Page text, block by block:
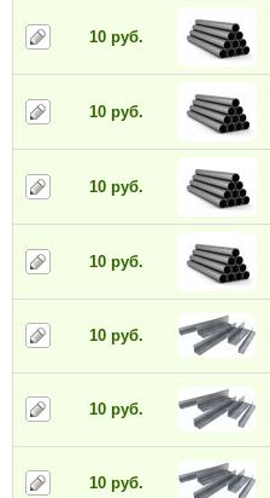
10 руб.
10 руб.
10 руб.
10 руб.
10 руб.
10 руб.
10 руб.